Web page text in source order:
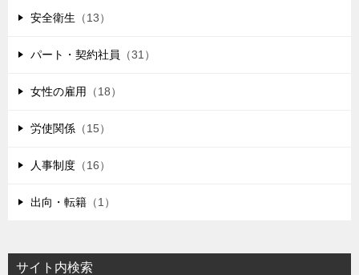
安全衛生 （13）
パート・契約社員 （31）
女性の雇用 （18）
労使関係 （15）
人事制度 （16）
出向・転籍 （1）
サイト内検索